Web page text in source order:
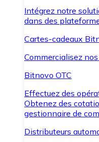
Intégrez notre
dans des
Cartes-cadeaux
Commercialisez
Bitnovo OTC
Effectuez des
Obtenez des
gestionnaire de
Distributeurs